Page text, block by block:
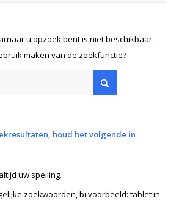
u opzoek bent is niet beschikbaar.
maken van de zoekfunctie?
houd het volgende in
uw spelling.
zoekwoorden, bijvoorbeeld: tablet in